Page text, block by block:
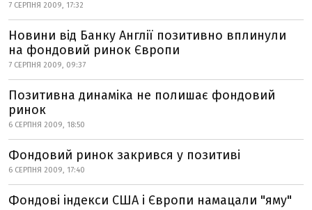
7 СЕРПНЯ 2009, 17:32
Новини від Банку Англії позитивно вплинули
на фондовий ринок Європи
7 СЕРПНЯ 2009, 09:37
Позитивна динаміка не полишає фондовий
ринок
6 СЕРПНЯ 2009, 18:50
Фондовий ринок закрився у позитиві
6 СЕРПНЯ 2009, 17:40
Фондові індекси США і Європи намацали "яму"